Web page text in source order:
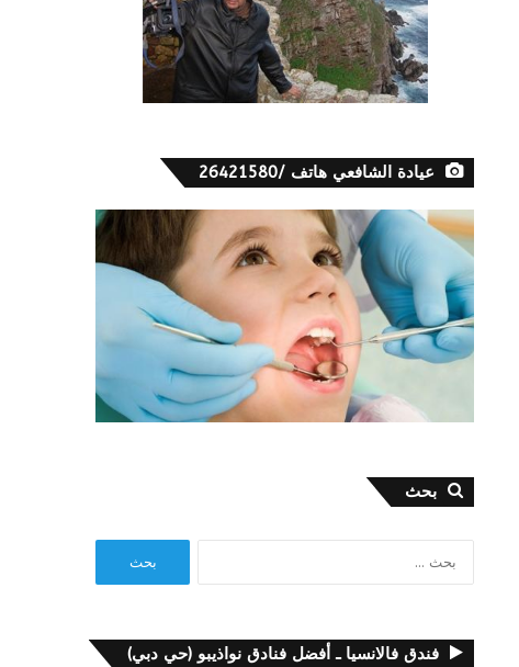
عيادة الشافعي هاتف /26421580
بحث
فندق فالانسيا ـ أفضل فنادق نواذيبو (حي دبي)